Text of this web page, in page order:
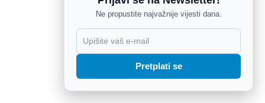
Ne propustite najvažnije vijesti dana.
Pretplati se